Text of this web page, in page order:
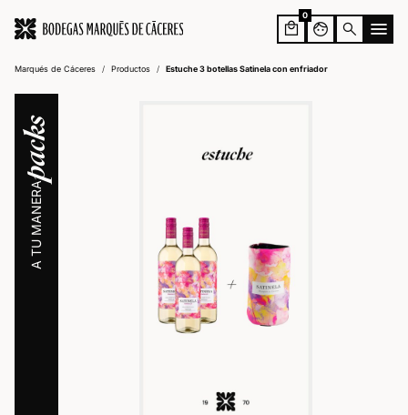
0
face search
Marqués de Cáceres / Productos / Estuche 3 botellas Satinela con enfriador
A TU MANERA
packs